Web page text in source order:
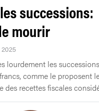
successions:
mourir
lourdement les
comme le proposent
des recettes fiscales